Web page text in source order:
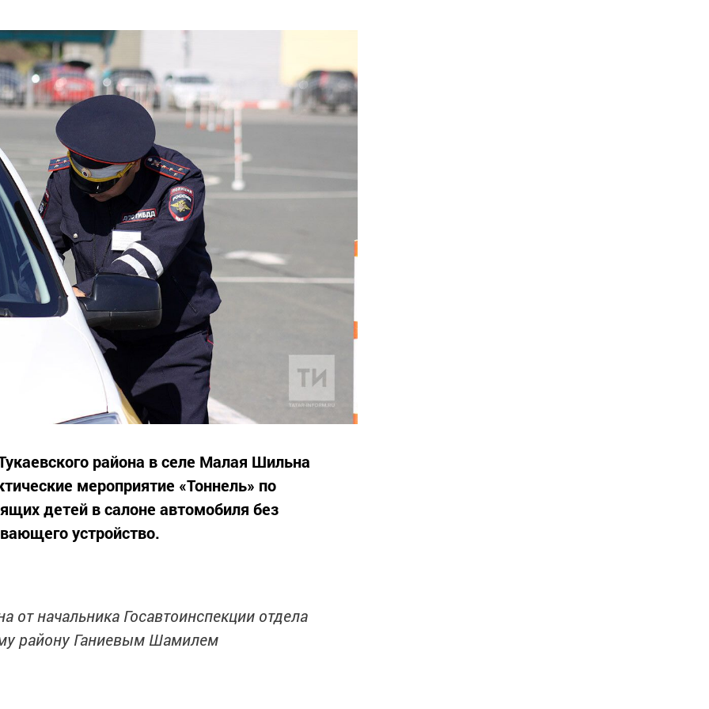
района в селе Малая Шильна
мероприятие «Тоннель» по
детей в салоне автомобиля без
устройство.
от начальника Госавтоинспекции отдела
району Ганиевым Шамилем